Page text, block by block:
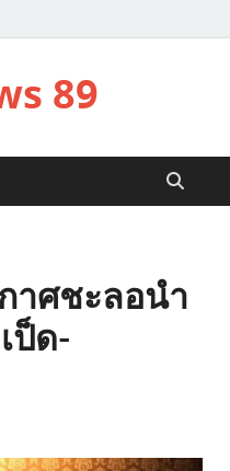
89
าศชะลอนำ
ป็ด-